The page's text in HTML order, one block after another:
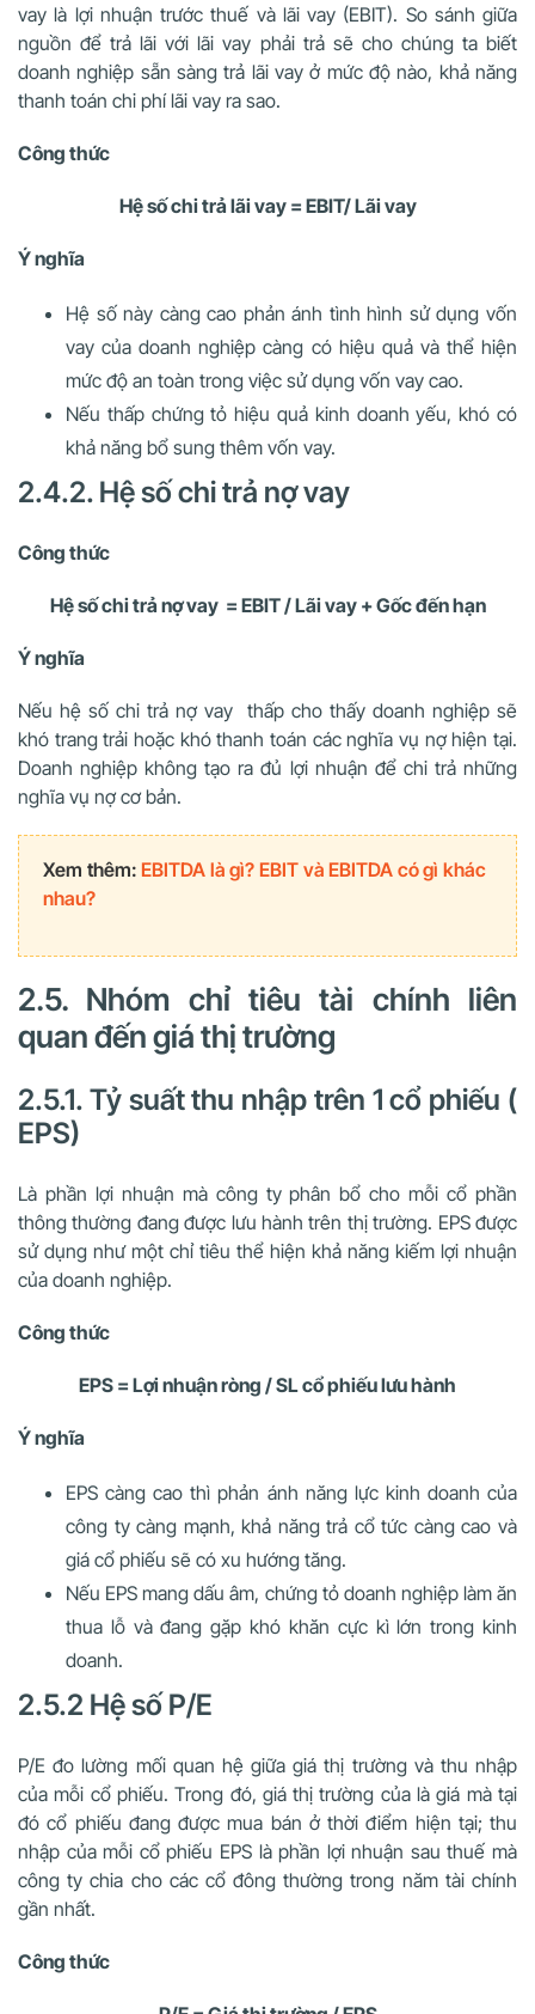
vay là lợi nhuận trước thuế và lãi vay (EBIT). So sánh giữa
nguồn để trả lãi với lãi vay phải trả sẽ cho chúng ta biết
doanh nghiệp sẵn sàng trả lãi vay ở mức độ nào, khả năng
thanh toán chi phí lãi vay ra sao.
Công thức
Hệ số chi trả lãi vay = EBIT/ Lãi vay
Ý nghĩa
Hệ số này càng cao phản ánh tình hình sử dụng vốn
vay của doanh nghiệp càng có hiệu quả và thể hiện
mức độ an toàn trong việc sử dụng vốn vay cao.
Nếu thấp chứng tỏ hiệu quả kinh doanh yếu, khó có
khả năng bổ sung thêm vốn vay.
2.4.2. Hệ số chi trả nợ vay
Công thức
Hệ số chi trả nợ vay = EBIT / Lãi vay + Gốc đến hạn
Ý nghĩa
Nếu hệ số chi trả nợ vay thấp cho thấy doanh nghiệp sẽ
khó trang trải hoặc khó thanh toán các nghĩa vụ nợ hiện tại.
Doanh nghiệp không tạo ra đủ lợi nhuận để chi trả những
nghĩa vụ nợ cơ bản.
Xem thêm:EBITDA là gì? EBIT và EBITDA có gì khác
nhau?
2.5. Nhóm chỉ tiêu tài chính liên
quan đến giá thị trường
2.5.1. Tỷ suất thu nhập trên 1 cổ phiếu (
EPS)
Là phần lợi nhuận mà công ty phân bổ cho mỗi cổ phần
thông thường đang được lưu hành trên thị trường. EPS được
sử dụng như một chỉ tiêu thể hiện khả năng kiếm lợi nhuận
của doanh nghiệp.
Công thức
EPS = Lợi nhuận ròng / SL cổ phiếu lưu hành
Ý nghĩa
EPS càng cao thì phản ánh năng lực kinh doanh của
công ty càng mạnh, khả năng trả cổ tức càng cao và
giá cổ phiếu sẽ có xu hướng tăng.
Nếu EPS mang dấu âm, chứng tỏ doanh nghiệp làm ăn
thua lỗ và đang gặp khó khăn cực kì lớn trong kinh
doanh.
2.5.2 Hệ số P/E
P/E đo lường mối quan hệ giữa giá thị trường và thu nhập
của mỗi cổ phiếu. Trong đó, giá thị trường của là giá mà tại
đó cổ phiếu đang được mua bán ở thời điểm hiện tại; thu
nhập của mỗi cổ phiếu EPS là phần lợi nhuận sau thuế mà
công ty chia cho các cổ đông thường trong năm tài chính
gần nhất.
Công thức